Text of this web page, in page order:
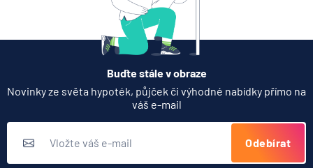
Buďte stále v obraze
Novinky ze světa hypoték, půjček či výhodné nabídky přímo na
váš e-mail
Odebírat